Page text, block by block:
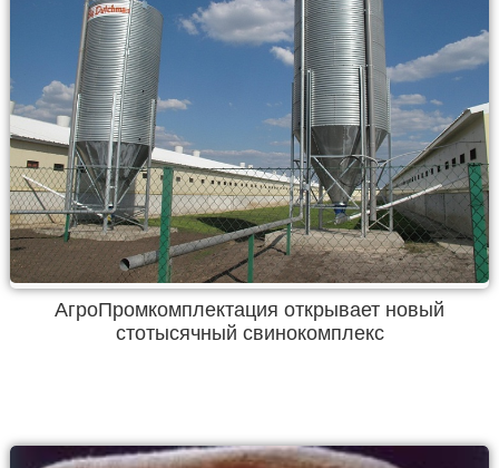
АгроПромкомплектация открывает новый
стотысячный свинокомплекс